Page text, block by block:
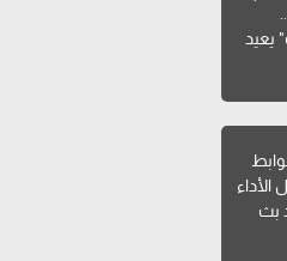
يعيد
بث